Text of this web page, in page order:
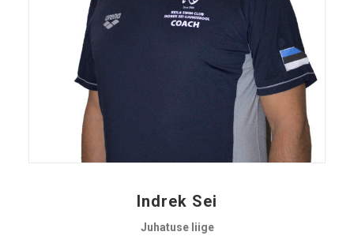
Indrek Sei
Juhatuse liige